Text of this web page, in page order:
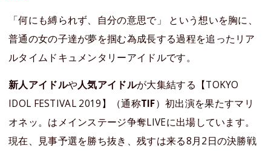
「何にも縛られず、自分の意思で」 という想いを胸に、
普通の女の子達が夢を掴む為成長する過程を追ったリア
ルタイムドキュメンタリーアイドルです。
新人アイドルや人気アイドルが大集結する【TOKYO
IDOL FESTIVAL 2019】（通称TIF）初出演を果たすマリ
オネッ。はメインステージ争奪LIVEに出場しています。
現在、見事予選を勝ち抜き、残すは来る8月2日の決勝戦